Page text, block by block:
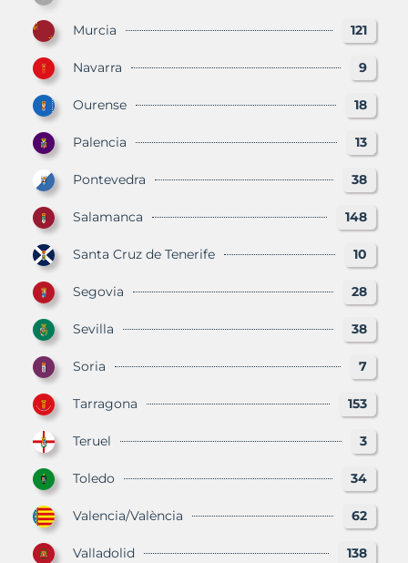
Murcia 121
Navarra 9
Ourense 18
Palencia 13
Pontevedra 38
Salamanca 148
Santa Cruz de Tenerife 10
Segovia 28
Sevilla 38
Soria 7
Tarragona 153
Teruel 3
Toledo 34
Valencia/València 62
Valladolid 138